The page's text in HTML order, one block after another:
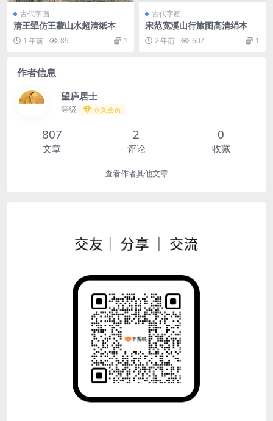
古代字画
清王翚仿王蒙山水超清纸本
1 年前 89 1
古代字画
宋范宽溪山行旅图高清绢本
2 年前 607 1
作者信息
望庐居士
等级 永久会员
807
文章
2
评论
0
收藏
查看作者其他文章